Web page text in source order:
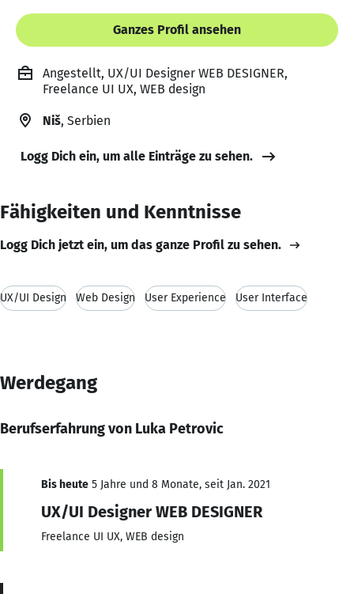
Ganzes Profil ansehen
Angestellt, UX/UI Designer WEB DESIGNER,
Freelance UI UX, WEB design
Niš, Serbien
Logg Dich ein, um alle Einträge zu sehen.
Fähigkeiten und Kenntnisse
Logg Dich jetzt ein, um das ganze Profil zu sehen.
UX/UI Design Web Design User Experience User Interface
Werdegang
Berufserfahrung von Luka Petrovic
Bis heute 5 Jahre und 8 Monate, seit Jan. 2021
UX/UI Designer WEB DESIGNER
Freelance UI UX, WEB design